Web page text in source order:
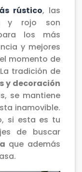
rústico, las
y rojo son
los más
y mejores
momento de
tradición de
y decoración
se mantiene
inamovible.
si esta es tu
de buscar
que además